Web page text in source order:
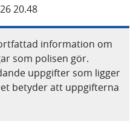
20.48
information om
som polisen gör.
uppgifter som ligger
betyder att uppgifterna